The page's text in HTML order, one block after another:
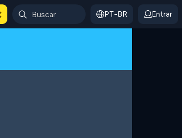
PT-BR Entrar